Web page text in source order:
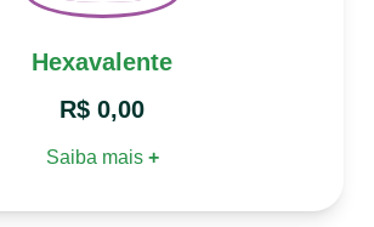
Hexavalente
R$ 0,00
Saiba mais +